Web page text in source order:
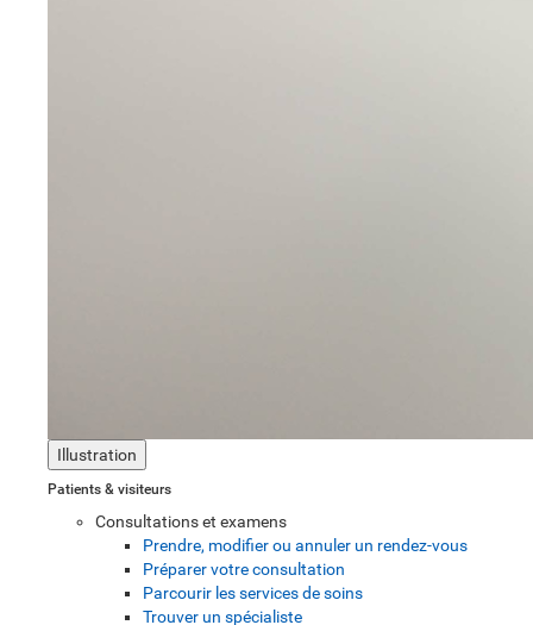
Illustration
Patients & visiteurs
Consultations et examens
Prendre, modifier ou annuler un rendez-vous
Préparer votre consultation
Parcourir les services de soins
Trouver un spécialiste